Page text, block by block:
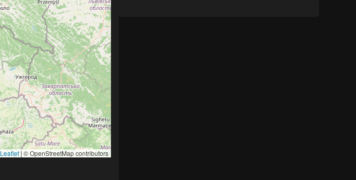
| © OpenStreetMap contributors